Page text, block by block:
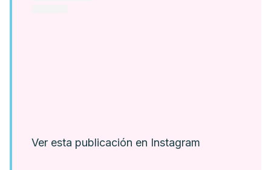
Ver esta publicación en Instagram